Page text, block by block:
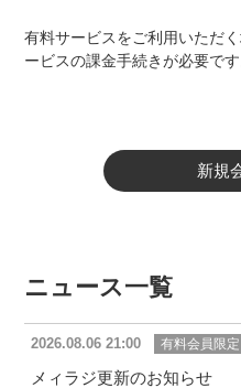
有料サービスをご利用いただ
ービスの課金手続きが必要です
新規
ニュース一覧
2026.08.06 21:00 有料会員限定
メィラジ更新のお知らせ